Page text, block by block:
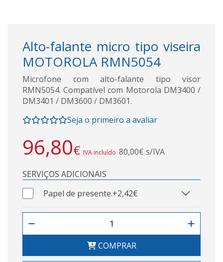
Alto-falante micro tipo viseira
MOTOROLA RMN5054
Microfone com alto-falante tipo visor
RMN5054. Compatível com Motorola DM3400 /
DM3401 / DM3600 / DM3601.
Seja o primeiro a avaliar
96,80€ IVA incluído 80,00€ s/IVA
SERVIÇOS ADICIONAIS
Papel de presente.+2,42€
COMPRAR